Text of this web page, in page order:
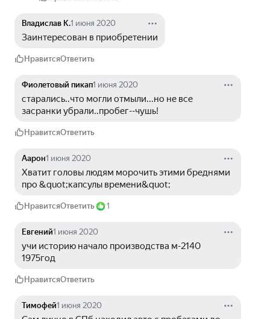
Владислав К.1 июня 2020
Заинтересован в приобретении
НравитсяОтветить
Фиолетовый пикап1 июня 2020
старались..что могли отмыли...но не все
засранки убрали..пробег--чушь!
НравитсяОтветить
Аарон1 июня 2020
Хватит головы людям морочить этими бреднями
про &quot;капсулы времени&quot;
НравитсяОтветить 1
Евгений1 июня 2020
учи историю начало производства м-2140
1975год
НравитсяОтветить
Тимофей1 июня 2020